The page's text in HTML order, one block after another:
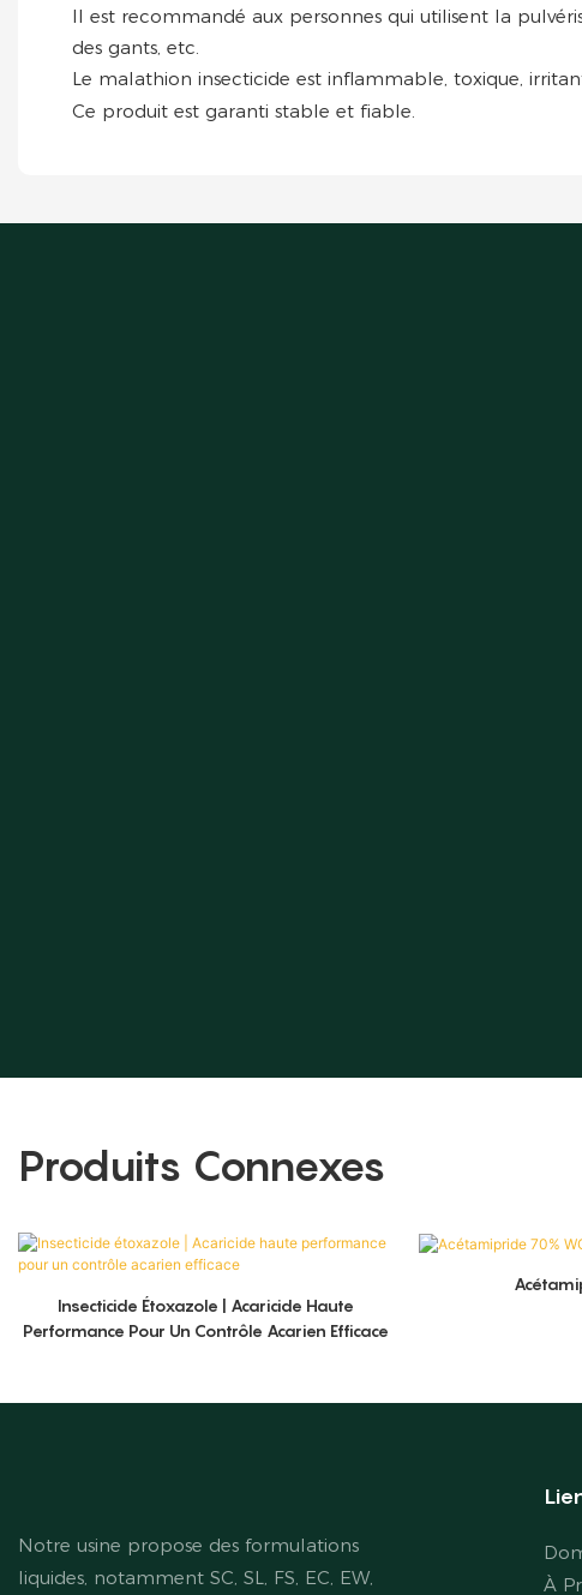
Il est recommandé aux personnes qui utilisent la
des gants, etc.
Le malathion insecticide est inflammable, toxique,
Ce produit est garanti stable et fiable.
Produits Connexes
Insecticide Étoxazole | Acaricide Haute
Performance Pour Un Contrôle Acarien Efficace
Notre usine propose des formulations
liquides, notamment SC, SL, FS, EC, EW,
À